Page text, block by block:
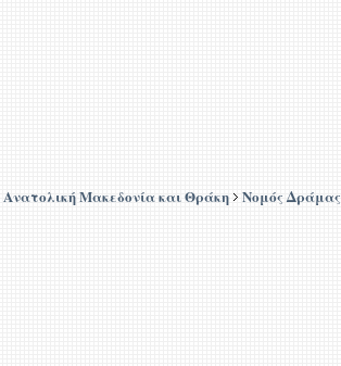
Ανατολική Μακεδονία και Θράκη Νομός Δράμας